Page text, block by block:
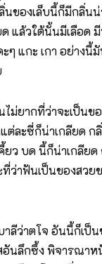
ของเล็บนี้ก็มีกลิ่น
แล้วใต้นั้นมีเลือด มี
แกะ เกา อย่างนี้
ม่ยากที่ว่าจะเป็นข
ต่ละซี่ก็น่าเกลียด
ว บด นี้ก็น่าเกลียด
ที่ว่าฟันเป็นของสวย
ลีว่าตโจ อันนี้ก็เป็
นลึกซึ้ง พิจารณาห